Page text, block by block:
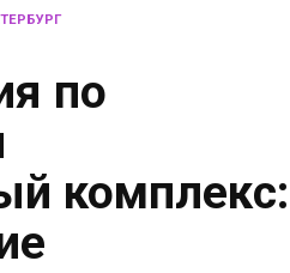
по
комплекс: